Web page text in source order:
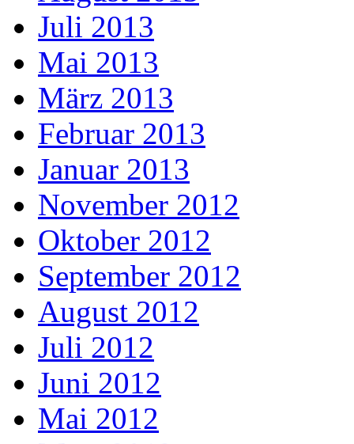
Juli 2013
Mai 2013
März 2013
Februar 2013
Januar 2013
November 2012
Oktober 2012
September 2012
August 2012
Juli 2012
Juni 2012
Mai 2012